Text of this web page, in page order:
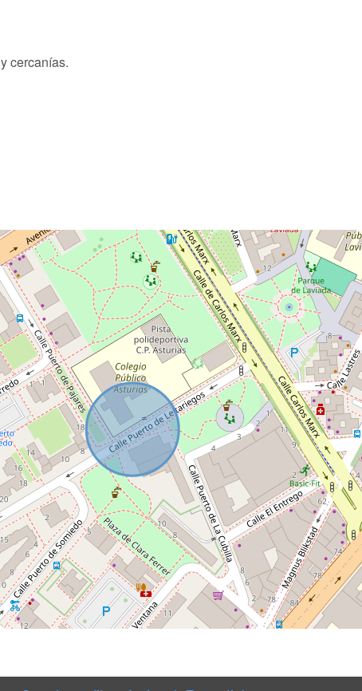
y cercanías.